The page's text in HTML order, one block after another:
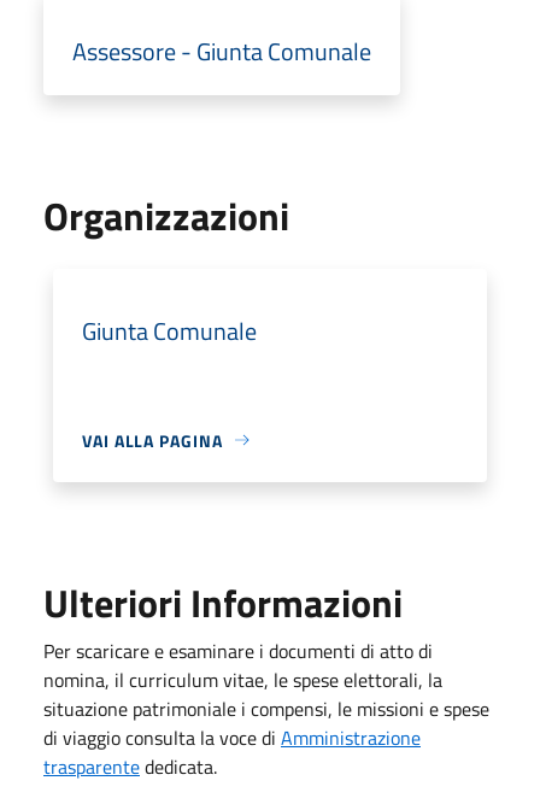
Assessore - Giunta Comunale
Organizzazioni
Giunta Comunale
VAI ALLA PAGINA
Ulteriori Informazioni
Per scaricare e esaminare i documenti di atto di
nomina, il curriculum vitae, le spese elettorali, la
situazione patrimoniale i compensi, le missioni e spese
di viaggio consulta la voce di Amministrazione
trasparentededicata.